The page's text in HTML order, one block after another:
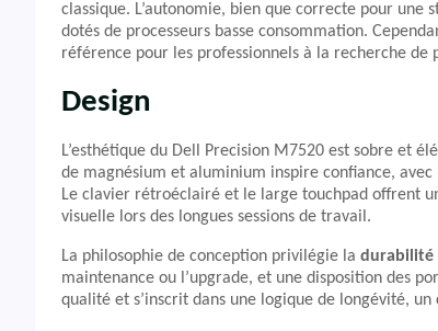
classique. L’autonomie, bien que correcte pour
dotés de processeurs basse consommation.
référence pour les professionnels à la recherche de
Design
L’esthétique du Dell Precision M7520 est sobre et
de magnésium et aluminium inspire confiance,
Le clavier rétroéclairé et le large touchpad offrent
visuelle lors des longues sessions de travail.
La philosophie de conception privilégie la durabilité
maintenance ou l’upgrade, et une disposition des
qualité et s’inscrit dans une logique de longévité,